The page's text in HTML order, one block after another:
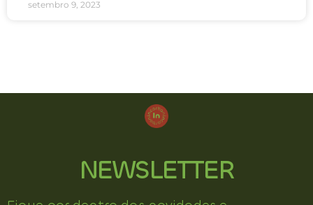
setembro 9, 2023
NEWSLETTER